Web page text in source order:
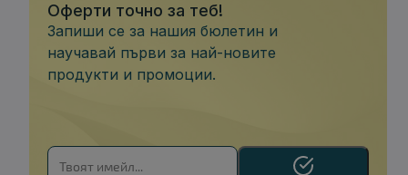
Оферти точно за теб!
Запиши се за нашия бюлетин и
научавай първи за най-новите
продукти и промоции.